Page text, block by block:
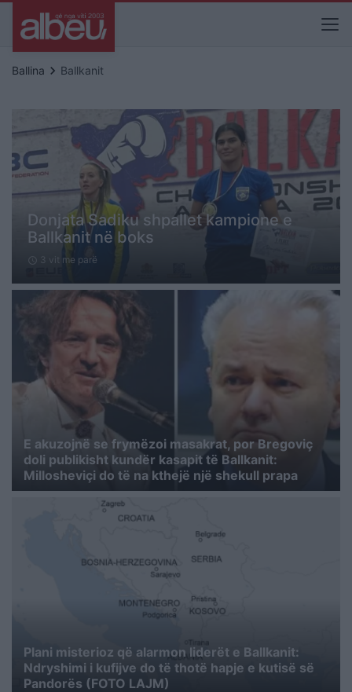
Ballina keyboard_arrow_right Ballkanit
Donjata Sadiku shpallet kampione e
Ballkanit në boks
schedule 3 vit me parë
E akuzojnë se frymëzoi masakrat, por Bregoviç
doli publikisht kundër kasapit të Ballkanit:
Millosheviçi do të na kthejë një shekull prapa
Plani misterioz që alarmon liderët e Ballkanit:
Ndryshimi i kufijve do të thotë hapje e kutisë së
Pandorës (FOTO LAJM)